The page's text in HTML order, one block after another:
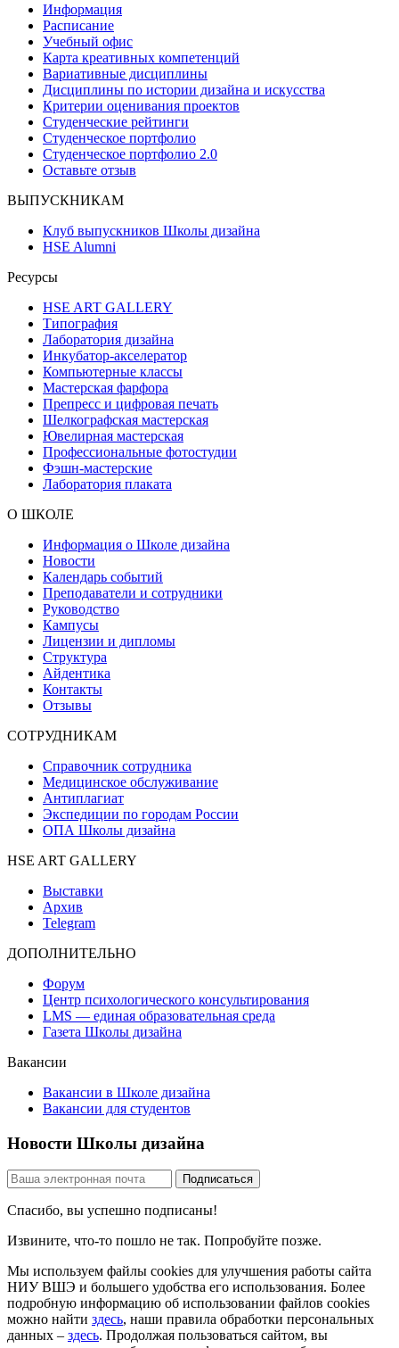
Информация
Расписание
Учебный офис
Карта креативных компетенций
Вариативные дисциплины
Дисциплины по истории дизайна и искусства
Критерии оценивания проектов
Студенческие рейтинги
Студенческое портфолио
Студенческое портфолио 2.0
Оставьте отзыв
ВЫПУСКНИКАМ
Клуб выпускников Школы дизайна
HSE Alumni
Ресурсы
HSE ART GALLERY
Типография
Лаборатория дизайна
Инкубатор-акселератор
Компьютерные классы
Мастерская фарфора
Препресс и цифровая печать
Шелкографская мастерская
Ювелирная мастерская
Профессиональные фотостудии
Фэшн-мастерские
Лаборатория плаката
О ШКОЛЕ
Информация о Школе дизайна
Новости
Календарь событий
Преподаватели и сотрудники
Руководство
Кампусы
Лицензии и дипломы
Структура
Айдентика
Контакты
Отзывы
СОТРУДНИКАМ
Справочник сотрудника
Медицинское обслуживание
Антиплагиат
Экспедиции по городам России
ОПА Школы дизайна
HSE ART GALLERY
Выставки
Архив
Telegram
ДОПОЛНИТЕЛЬНО
Форум
Центр психологического консультирования
LMS — единая образовательная среда
Газета Школы дизайна
Вакансии
Вакансии в Школе дизайна
Вакансии для студентов
Новости Школы дизайна
Спасибо, вы успешно подписаны!
Извините, что-то пошло не так. Попробуйте позже.
Мы используем файлы cookies для улучшения работы сайта
НИУ ВШЭ и большего удобства его использования. Более
подробную информацию об использовании файлов cookies
можно найти здесь, наши правила обработки персональных
данных – здесь. Продолжая пользоваться сайтом, вы